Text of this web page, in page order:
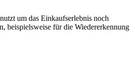
um das Einkaufserlebnis noch
beispielsweise für die Wiedererkennung